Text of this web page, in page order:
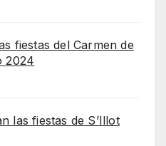
fiestas del Carmen de
2024
las fiestas de S’Illot